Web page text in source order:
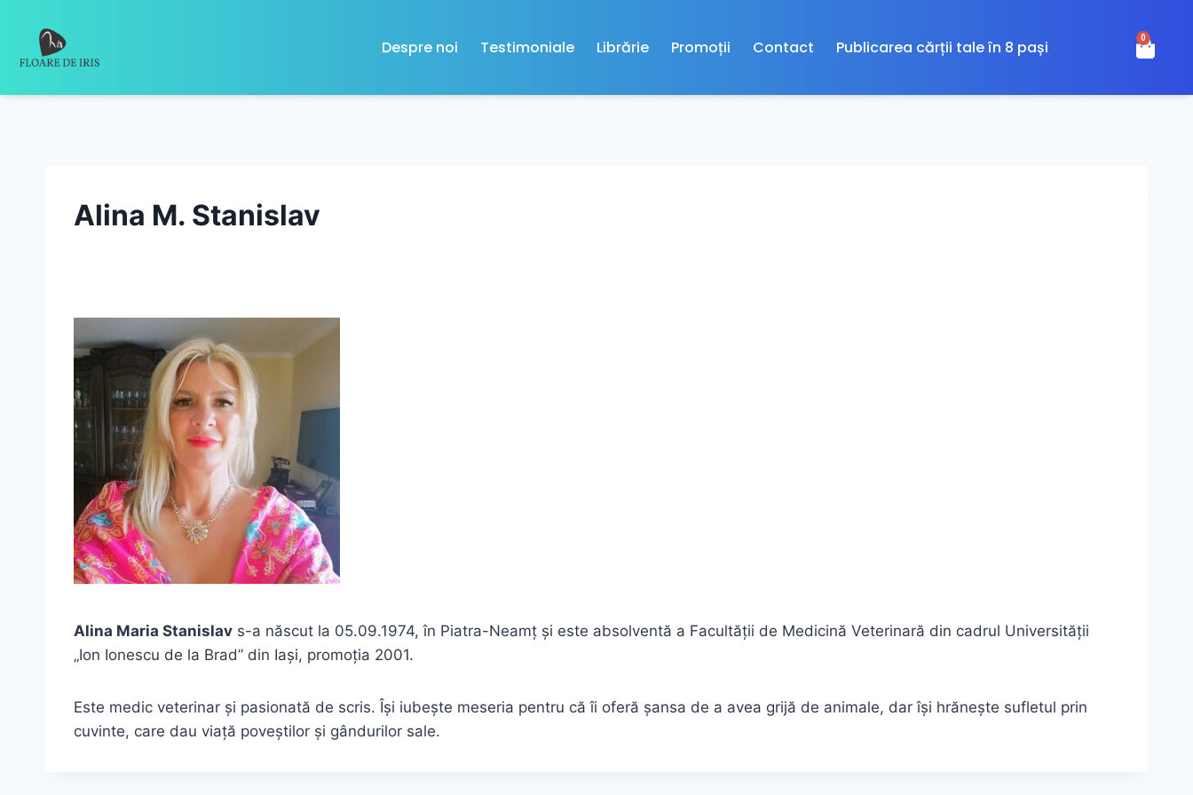
Despre noi Testimoniale Librărie Promoții Contact Publicarea cărții tale în 8 pași 0
Alina M. Stanislav
Alina Maria Stanislav s-a născut la 05.09.1974, în Piatra-Neamț și este absolventă a Facultății de Medicină Veterinară din cadrul Universității
„Ion Ionescu de la Brad” din Iași, promoția 2001.
Este medic veterinar și pasionată de scris. Își iubește meseria pentru că îi oferă șansa de a avea grijă de animale, dar își hrănește sufletul prin
cuvinte, care dau viață poveștilor și gândurilor sale.